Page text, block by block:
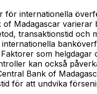
för internationella
of Madagascar varierar
transaktionstid och
internationella
som helgdagar
kan också
Bank of
för att undvika